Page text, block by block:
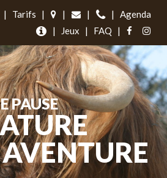
| Tarifs | | | |
Agenda
|
Jeux | FAQ |
PAUSE